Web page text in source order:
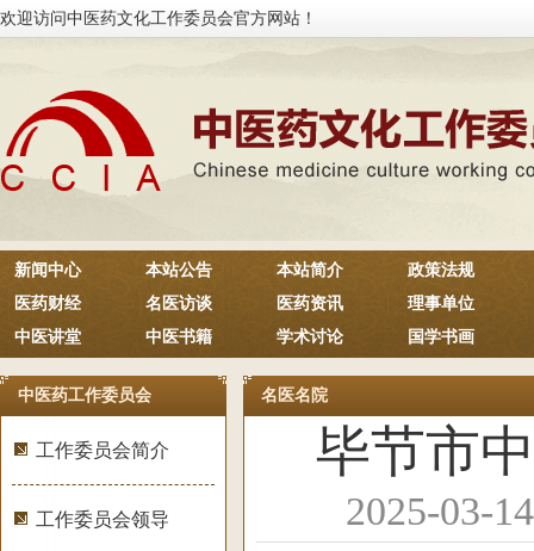
欢迎访问中医药文化工作委员会官方网站！
新闻中心 本站公告 本站简介
政策法规
医药财经
名医访谈 医药资讯
理事单位
中医讲堂
中医书籍 学术讨论 国学书画
中医药工作委员会
工作委员会简介
工作委员会领导
名医名院
毕节市
2025-03-